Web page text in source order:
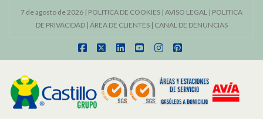
7 de agosto de 2026 | POLITICA DE COOKIES | AVISO LEGAL | POLITICA
DE PRIVACIDAD| ÁREA DE CLIENTES| CANAL DE DENUNCIAS
Facebook
X LinkedInYouTubeInstagram
Pinterest